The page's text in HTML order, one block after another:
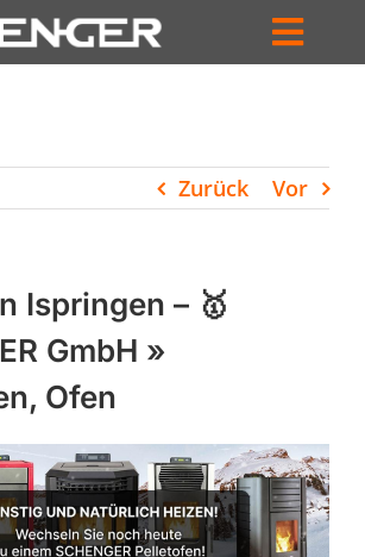
Zurück Vor
Ispringen – 🥇
GmbH »
Ofen